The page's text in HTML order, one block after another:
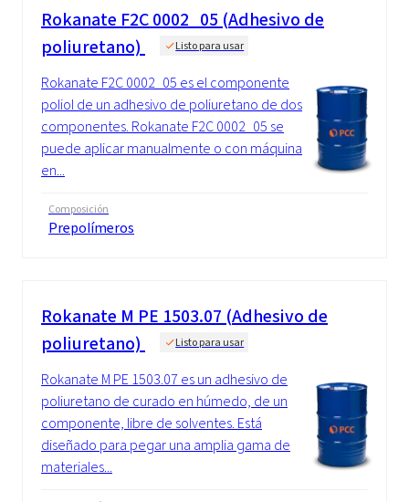
Rokanate F2C 0002_05 (Adhesivo de
poliuretano)
Listo para usar
Rokanate F2C 0002_05 es el componente
poliol de un adhesivo de poliuretano de dos
componentes. Rokanate F2C 0002_05 se
puede aplicar manualmente o con máquina
en...
Composición
Prepolímeros
Rokanate M PE 1503.07 (Adhesivo de
poliuretano)
Listo para usar
Rokanate M PE 1503.07 es un adhesivo de
poliuretano de curado en húmedo, de un
componente, libre de solventes. Está
diseñado para pegar una amplia gama de
materiales...